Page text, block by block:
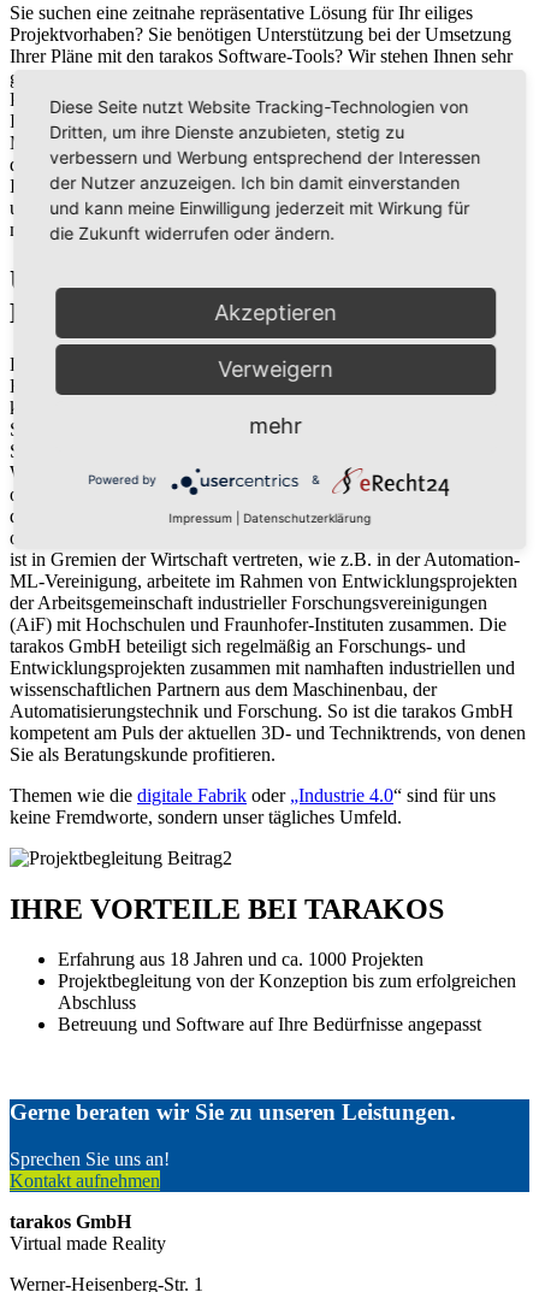
Sie suchen eine zeitnahe repräsentative Lösung für Ihr eiliges
Projektvorhaben? Sie benötigen Unterstützung bei der Umsetzung
Ihrer Pläne mit den tarakos Software-Tools? Wir stehen Ihnen sehr
gern als Dienstleister zur Seite. Als Fachleute auf dem Gebiet der
Produktionsplanung, Logistik oder Automatisierungstechnik stehen
Ihnen Informatiker, Automatisierungstechniker und
Maschinenbauingenieure zur Seite, die Ihnen auch kurzfristig gern
dabei helfen, Ihre Daten zu konvertieren und nutzbar zu machen.
Ihre Ideen werden schnell in eindrucksvolle, virtuelle Szenen
umgesetzt, die Sie später in unseren Software-Tools weiter
modifizieren oder variieren können.
UMFANGREICHES
BERATUNGSANGEBOT
Die tarakos GmbH bietet umfassende Beratungen und begleitet die
Einführung der tarakos-Software in Ihrem Hause als Hersteller
kompetent. Bei Fragen zu Betriebssystemen, Hardwareausstattung,
Schulungen Ihrer Mitarbeiter oder bei der Auswahl von
Softwarewerkzeugen anderer Hersteller unterstützen wir Sie gern.
Wir erarbeiten mit Ihnen den Workflow, um z.B. Ihre nativen 2D-
oder 3D-CAD-Daten im taraVRbuilder weiterzuverwenden. Neben
der Technik spielen dabei auch die wirtschaftlichen und
organisatorischen Aspekte eine wichtige Rolle. Die tarakos GmbH
ist in Gremien der Wirtschaft vertreten, wie z.B. in der Automation-
ML-Vereinigung, arbeitete im Rahmen von Entwicklungsprojekten
der Arbeitsgemeinschaft industrieller Forschungsvereinigungen
(AiF) mit Hochschulen und Fraunhofer-Instituten zusammen. Die
tarakos GmbH beteiligt sich regelmäßig an Forschungs- und
Entwicklungsprojekten zusammen mit namhaften industriellen und
wissenschaftlichen Partnern aus dem Maschinenbau, der
Automatisierungstechnik und Forschung. So ist die tarakos GmbH
kompetent am Puls der aktuellen 3D- und Techniktrends, von denen
Sie als Beratungskunde profitieren.
Themen wie die digitale Fabrik oder „Industrie 4.0“ sind für uns
keine Fremdworte, sondern unser tägliches Umfeld.
IHRE VORTEILE BEI TARAKOS
Erfahrung aus 18 Jahren und ca. 1000 Projekten
Projektbegleitung von der Konzeption bis zum erfolgreichen
Abschluss
Betreuung und Software auf Ihre Bedürfnisse angepasst
Gerne beraten wir Sie zu unseren Leistungen.
Sprechen Sie uns an!
Kontakt aufnehmen
tarakos GmbH
Virtual made Reality
Werner-Heisenberg-Str. 1
Diese Seite nutzt Website Tracking-Technologien von
Dritten, um ihre Dienste anzubieten, stetig zu
verbessern und Werbung entsprechend der Interessen
der Nutzer anzuzeigen. Ich bin damit einverstanden
und kann meine Einwilligung jederzeit mit Wirkung für
die Zukunft widerrufen oder ändern.
Akzeptieren
Verweigern
mehr
Powered by &
Impressum Datenschutzerklärung